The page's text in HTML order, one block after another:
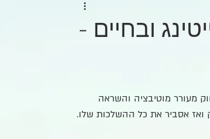
ובחיים -
מעורר מוטיבציה והשראה
ואז אסביר את כל ההשלכות שלו.